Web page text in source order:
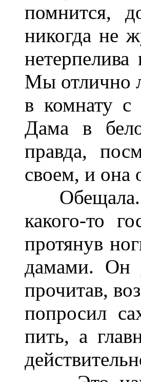
помнится,
никогда не
Мы отлично
в комнату с
Дама в
правда,
своем, и она
Обещала.
какого-то
протянув
дамами. Он
прочитав,
попросил
пить, а